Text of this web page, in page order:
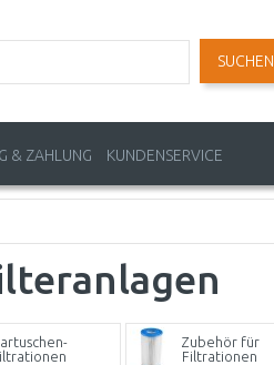
SUCHEN
& ZAHLUNG KUNDENSERVICE
Zubehör für
Filtrationen